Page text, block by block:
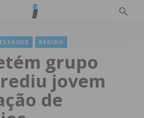
REGIÃO
grupo
jovem
de